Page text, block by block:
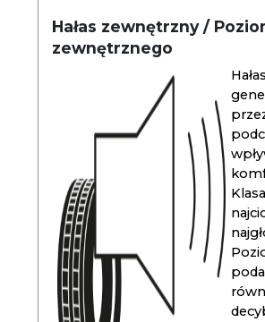
Hałas zewnętrzny /
zewnętrznego
Hałas